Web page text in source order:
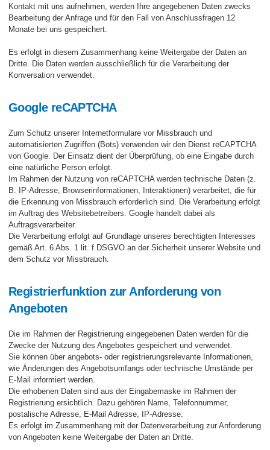
Kontakt mit uns aufnehmen, werden Ihre angegebenen Daten zwecks
Bearbeitung der Anfrage und für den Fall von Anschlussfragen 12
Monate bei uns gespeichert.
Es erfolgt in diesem Zusammenhang keine Weitergabe der Daten an
Dritte. Die Daten werden ausschließlich für die Verarbeitung der
Konversation verwendet.
Google reCAPTCHA
Zum Schutz unserer Internetformulare vor Missbrauch und
automatisierten Zugriffen (Bots) verwenden wir den Dienst reCAPTCHA
von Google. Der Einsatz dient der Überprüfung, ob eine Eingabe durch
eine natürliche Person erfolgt.
Im Rahmen der Nutzung von reCAPTCHA werden technische Daten (z.
B. IP-Adresse, Browserinformationen, Interaktionen) verarbeitet, die für
die Erkennung von Missbrauch erforderlich sind. Die Verarbeitung erfolgt
im Auftrag des Websitebetreibers. Google handelt dabei als
Auftragsverarbeiter.
Die Verarbeitung erfolgt auf Grundlage unseres berechtigten Interesses
gemäß Art. 6 Abs. 1 lit. f DSGVO an der Sicherheit unserer Website und
dem Schutz vor Missbrauch.
Registrierfunktion zur Anforderung von
Angeboten
Die im Rahmen der Registrierung eingegebenen Daten werden für die
Zwecke der Nutzung des Angebotes gespeichert und verwendet.
Sie können über angebots- oder registrierungsrelevante Informationen,
wie Änderungen des Angebotsumfangs oder technische Umstände per
E-Mail informiert werden.
Die erhobenen Daten sind aus der Eingabemaske im Rahmen der
Registrierung ersichtlich. Dazu gehören Name, Telefonnummer,
postalische Adresse, E-Mail Adresse, IP-Adresse.
Es erfolgt im Zusammenhang mit der Datenverarbeitung zur Anforderung
von Angeboten keine Weitergabe der Daten an Dritte.